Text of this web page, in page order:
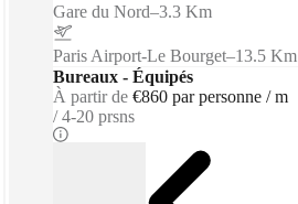
Gare du Nord–3.3 Km
Paris Airport-Le Bourget–13.5 Km
Bureaux - Équipés
À partir de €860 par personne / m
4-20 prsns